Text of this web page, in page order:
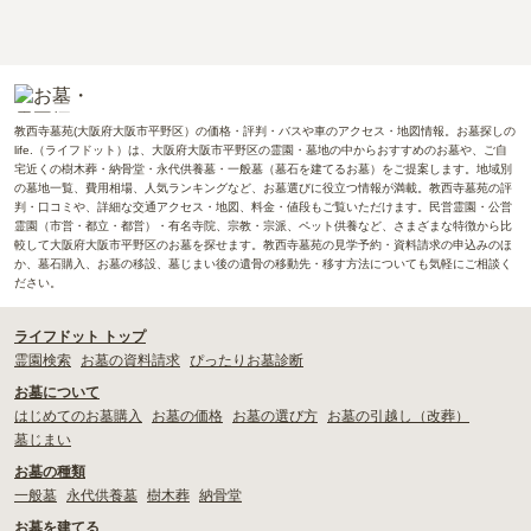
教西寺墓苑(大阪府大阪市平野区）の価格・評判・バスや車のアクセス・地図情報。お墓探しの
life.（ライフドット）は、大阪府大阪市平野区の霊園・墓地の中からおすすめのお墓や、ご自
宅近くの樹木葬・納骨堂・永代供養墓・一般墓（墓石を建てるお墓）をご提案します。地域別
の墓地一覧、費用相場、人気ランキングなど、お墓選びに役立つ情報が満載。教西寺墓苑の評
判・口コミや、詳細な交通アクセス・地図、料金・値段もご覧いただけます。民営霊園・公営
霊園（市営・都立・都営）・有名寺院、宗教・宗派、ペット供養など、さまざまな特徴から比
較して大阪府大阪市平野区のお墓を探せます。教西寺墓苑の見学予約・資料請求の申込みのほ
か、墓石購入、お墓の移設、墓じまい後の遺骨の移動先・移す方法についても気軽にご相談く
ださい。
ライフドット トップ
霊園検索
お墓の資料請求 ぴったりお墓診断
お墓について
はじめてのお墓購入
お墓の価格 お墓の選び方
お墓の引越し（改葬）
墓じまい
お墓の種類
一般墓
永代供養墓 樹木葬 納骨堂
お墓を建てる